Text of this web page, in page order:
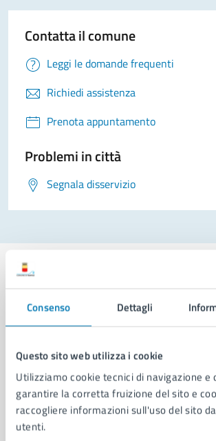
Consenso Dettagli
Questo sito web utilizza i cookie
Utilizziamo cookie tecnici di navigazione e
garantire la corretta fruizione del sito e
raccogliere informazioni sull'uso del sito
utenti.
Contatta il comune
Leggi le domande frequenti
Richiedi assistenza
Prenota appuntamento
Problemi in città
Segnala disservizio
Comune di Napoli
AMMINISTRAZIONE
Aree amministrative
Organi di governo
Municipalità
Uffici